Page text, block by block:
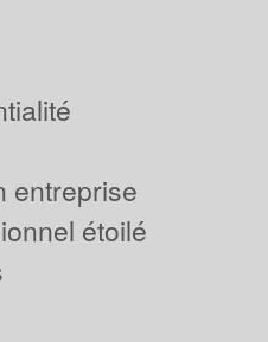
entreprise
étoilé